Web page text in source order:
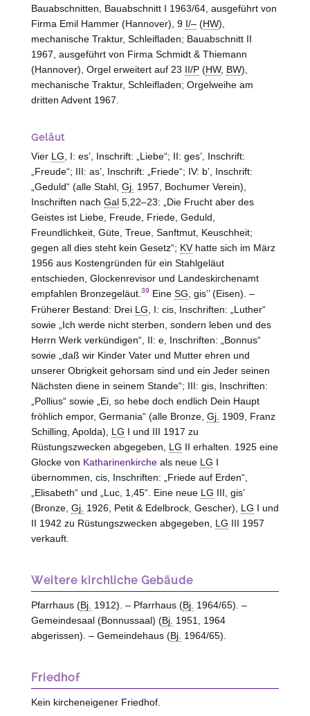
Bauabschnitten, Bauabschnitt I 1963/64, ausgeführt von
Firma Emil Hammer (Hannover), 9 I/–(HW),
mechanische Traktur, Schleifladen; Bauabschnitt II
1967, ausgeführt von Firma Schmidt & Thiemann
(Hannover), Orgel erweitert auf 23 II/P(HW, BW),
mechanische Traktur, Schleifladen; Orgelweihe am
dritten Advent 1967.
Geläut
Vier LG , I: es’, Inschrift: „Liebe“; II: ges’, Inschrift:
„Freude“; III: as’, Inschrift: „Friede“; IV: b’, Inschrift:
„Geduld“ (alle Stahl, Gj. 1957, Bochumer Verein),
Inschriften nach Gal5,22–23: „Die Frucht aber des
Geistes ist Liebe, Freude, Friede, Geduld,
Freundlichkeit, Güte, Treue, Sanftmut, Keuschheit;
gegen all dies steht kein Gesetz“; KVhatte sich im März
1956 aus Kostengründen für ein Stahlgeläut
entschieden, Glockenrevisor und Landeskirchenamt
empfahlen Bronzegeläut. 39 Eine SG , gis’’ (Eisen). –
Früherer Bestand: Drei LG , I: cis, Inschriften: „Luther“
sowie „Ich werde nicht sterben, sondern leben und des
Herrn Werk verkündigen“, II: e, Inschriften: „Bonnus“
sowie „daß wir Kinder Vater und Mutter ehren und
unserer Obrigkeit gehorsam sind und ein Jeder seinen
Nächsten diene in seinem Stande“; III: gis, Inschriften:
„Pollius“ sowie „Ei, so hebe doch endlich Dein Haupt
fröhlich empor, Germania“ (alle Bronze, Gj. 1909, Franz
Schilling, Apolda), LG I und III 1917 zu
Rüstungszwecken abgegeben, LG II erhalten. 1925 eine
Glocke von Katharinenkircheals neue LG I
übernommen, cis, Inschriften: „Friede auf Erden“,
„Elisabeth“ und „Luc, 1,45“. Eine neue LG III, gis’
(Bronze, Gj. 1926, Petit & Edelbrock, Gescher), LG I und
II 1942 zu Rüstungszwecken abgegeben, LG III 1957
verkauft.
Weitere kirchliche Gebäude
Pfarrhaus (Bj. 1912). – Pfarrhaus (Bj. 1964/65). –
Gemeindesaal (Bonnussaal) (Bj. 1951, 1964
abgerissen). – Gemeindehaus (Bj. 1964/65).
Friedhof
Kein kircheneigener Friedhof.